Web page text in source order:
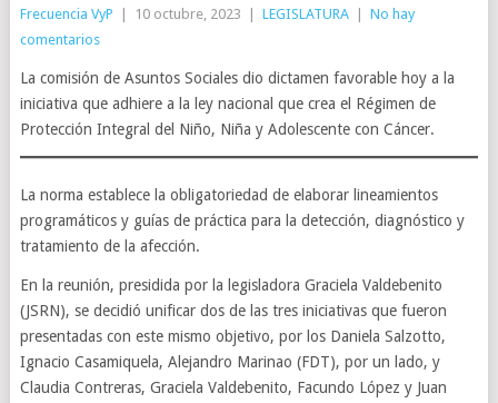
Frecuencia VyP 10 octubre, 2023 LEGISLATURA
No hay
comentarios
La comisión de Asuntos Sociales dio dictamen favorable hoy a la
iniciativa que adhiere a la ley nacional que crea el Régimen de
Protección Integral del Niño, Niña y Adolescente con Cáncer.
La norma establece la obligatoriedad de elaborar lineamientos
programáticos y guías de práctica para la detección, diagnóstico y
tratamiento de la afección.
En la reunión, presidida por la legisladora Graciela Valdebenito
(JSRN), se decidió unificar dos de las tres iniciativas que fueron
presentadas con este mismo objetivo, por los Daniela Salzotto,
Ignacio Casamiquela, Alejandro Marinao (FDT), por un lado, y
Claudia Contreras, Graciela Valdebenito, Facundo López y Juan